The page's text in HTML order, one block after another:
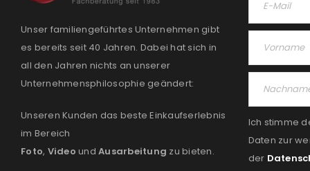
Unser familiengeführtes Unternehmen gibt
es bereits seit 40 Jahren. Dabei hat sich in
all den Jahren nichts an unserer
Unternehmensphilosophie geändert:
Unseren Kunden das beste Einkaufserlebnis
im Bereich
Foto, Video und Ausarbeitung zu bieten.
Ich stimme
Daten zur
der